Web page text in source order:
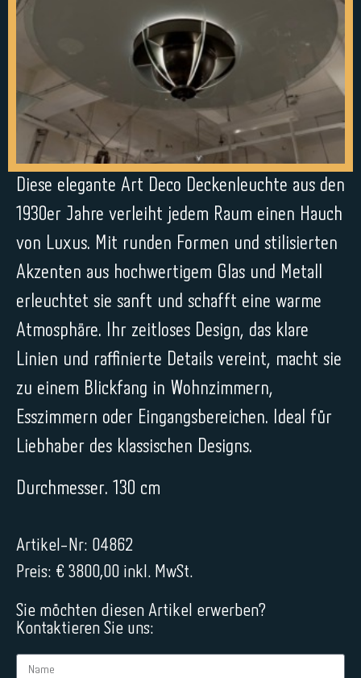
Diese elegante Art Deco Deckenleuchte aus den
1930er Jahre verleiht jedem Raum einen Hauch
von Luxus. Mit runden Formen und stilisierten
Akzenten aus hochwertigem Glas und Metall
erleuchtet sie sanft und schafft eine warme
Atmosphäre. Ihr zeitloses Design, das klare
Linien und raffinierte Details vereint, macht sie
zu einem Blickfang in Wohnzimmern,
Esszimmern oder Eingangsbereichen. Ideal für
Liebhaber des klassischen Designs.
Durchmesser. 130 cm
Artikel-Nr: 04862
Preis: € 3800,00 inkl. MwSt.
Sie möchten diesen Artikel erwerben?
Kontaktieren Sie uns: